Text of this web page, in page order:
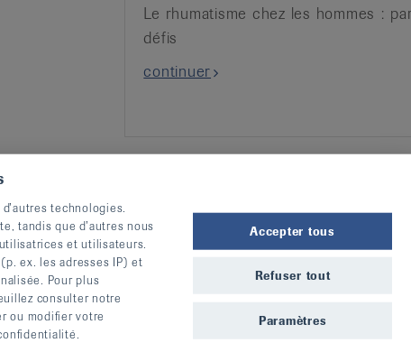
Le rhumatisme chez les hommes :
défis
continuer
technologies.
tandis que d’autres nous
et utilisateurs.
ex. les adresses IP) et
Pour plus
consulter notre
ou modifier votre
Accepter tous
Refuser tout
Paramètres